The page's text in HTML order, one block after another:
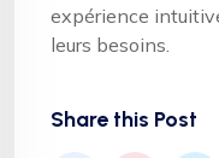
expérience
leurs besoins.
Share this Post